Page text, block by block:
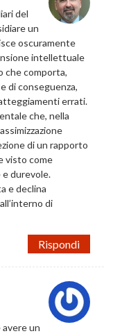
del
un
oscuramente
intellettuale
che comporta,
di conseguenza,
errati.
che, nella
di un rapporto
visto come
durevole.
e declina
di
Rispondi
avere un